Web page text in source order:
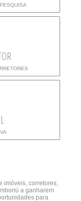
imóveis, corretores,
a ganharem
para